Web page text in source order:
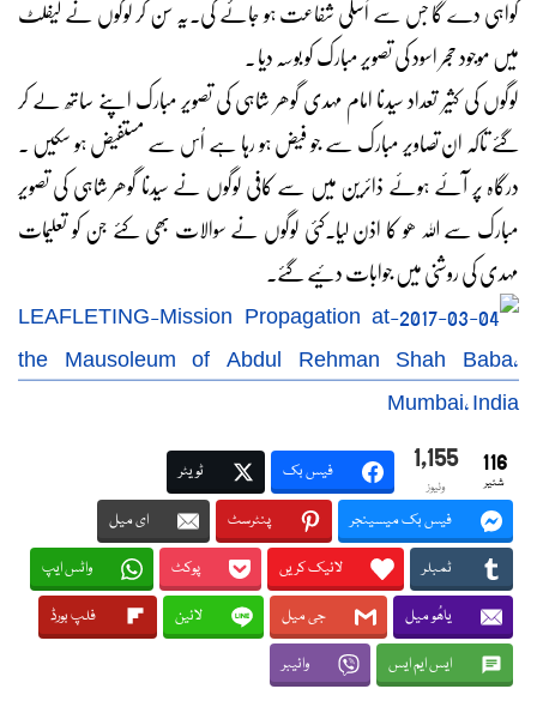
گواہی دے گا جس سے اُسکی شفاعت ہو جائے گی۔یہ سن کر لوگوں نے لیفلٹ
میں موجود حجر اسود کی تصویر مبارک کو بوسہ دیا ۔
لوگوں کی کثیر تعداد سیدنا امام مہدی گوھر شاہی کی تصویر مبارک اپنے ساتھ لے کر
گئے تاکہ ان تصاویر مبارک سے جو فیض ہو رہا ہے اُس سے مستفیض ہو سکیں ۔
درگاہ پر آئے ہوئے ذائرین میں سے کافی لوگوں نے سیدنا گوھر شاہی کی تصویر
مبارک سے اللہ ھو کا اذن لیا۔کئی لوگوں نے سوالات بھی کئے جن کو تعلیمات
مہدی کی روشنی میں جوابات دئیے گئے۔
116
شئیر
1,155
وئیوز
فیس بک ٹویٹر
فیس بک میسینجر پنٹرسٹ ای میل
ٹمبلر لائیک کریں پوکٹ واٹس ایپ
یاھُو میل جی میل لائین فلپ بورڈ
ایس ایم ایس وائیبر